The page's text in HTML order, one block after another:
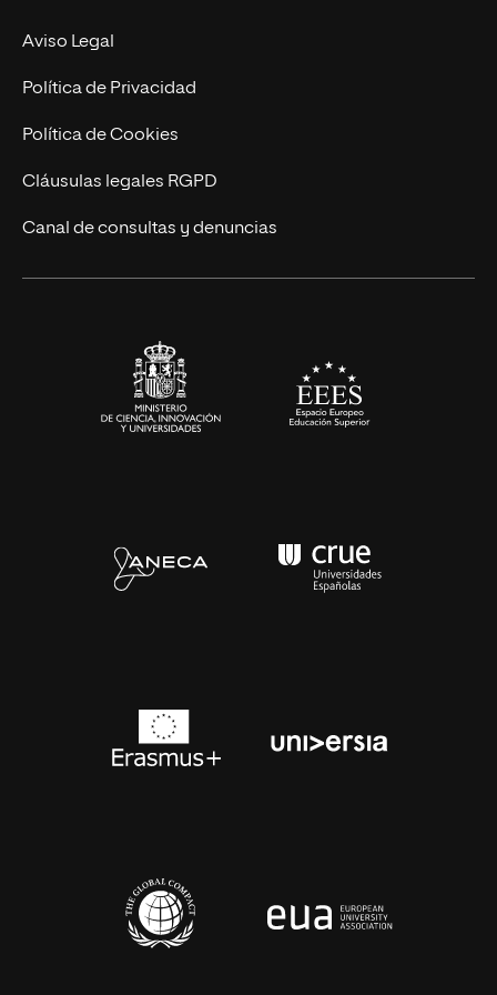
Experto Universitario
Postgrados
Cursos Universitarios
Nuestro Equipo
Trabaja en UNIR
Actualidad
UNIR Revista
Eventos
Aviso Legal
Política de Privacidad
Política de Cookies
Cláusulas legales RGPD
Canal de consultas y denuncias